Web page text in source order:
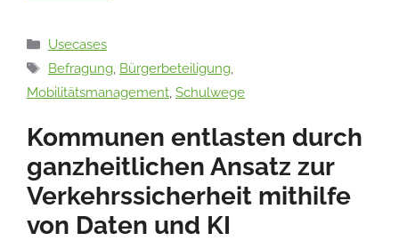
Kategorien
Usecases
Schlagwörter
Befragung, Bürgerbeteiligung,
Mobilitätsmanagement, Schulwege
Kommunen entlasten durch
ganzheitlichen Ansatz zur
Verkehrssicherheit mithilfe
von Daten und KI